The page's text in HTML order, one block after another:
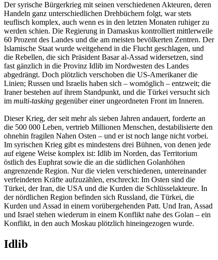
Der syrische Bürgerkrieg mit seinen verschiedenen Akteuren, deren
Handeln ganz unterschiedlichen Drehbüchern folgt, war stets
teuflisch komplex, auch wenn es in den letzten Monaten ruhiger zu
werden schien. Die Regierung in Damaskus kontrolliert mittlerweile
60 Prozent des Landes und die am meisten bevölkerten Zentren. Der
Islamische Staat wurde weitgehend in die Flucht geschlagen, und
die Rebellen, die sich Präsident Basar al-Assad widersetzen, sind
fast gänzlich in die Provinz Idlib im Nordwesten des Landes
abgedrängt. Doch plötzlich verschoben die US-Amerikaner die
Linien; Russen und Israelis haben sich – womöglich – entzweit; die
Iraner bestehen auf ihrem Standpunkt, und die Türkei versucht sich
im multi-tasking gegenüber einer ungeordneten Front im Inneren.
Dieser Krieg, der seit mehr als sieben Jahren andauert, forderte an
die 500 000 Leben, vertrieb Millionen Menschen, destabilisierte den
ohnehin fragilen Nahen Osten – und er ist noch lange nicht vorbei.
Im syrischen Krieg gibt es mindestens drei Bühnen, von denen jede
auf eigene Weise komplex ist: Idlib im Norden, das Territorium
östlich des Euphrat sowie die an die südlichen Golanhöhen
angrenzende Region. Nur die vielen verschiedenen, untereinander
verfeindeten Kräfte aufzuzählen, erschreckt: Im Osten sind die
Türkei, der Iran, die USA und die Kurden die Schlüsselakteure. In
der nördlichen Region befinden sich Russland, die Türkei, die
Kurden und Assad in einem vorübergehenden Patt. Und Iran, Assad
und Israel stehen wiederum in einem Konflikt nahe des Golan – ein
Konflikt, in den auch Moskau plötzlich hineingezogen wurde.
Idlib